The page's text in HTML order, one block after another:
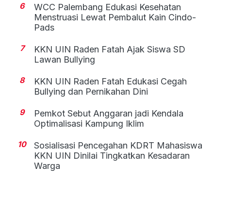
6
WCC Palembang Edukasi Kesehatan
Menstruasi Lewat Pembalut Kain Cindo-
Pads
7
KKN UIN Raden Fatah Ajak Siswa SD
Lawan Bullying
8
KKN UIN Raden Fatah Edukasi Cegah
Bullying dan Pernikahan Dini
9
Pemkot Sebut Anggaran jadi Kendala
Optimalisasi Kampung Iklim
10
Sosialisasi Pencegahan KDRT Mahasiswa
KKN UIN Dinilai Tingkatkan Kesadaran
Warga